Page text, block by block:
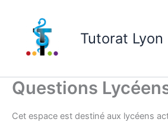
Tutorat Lyon
Questions
Cet espace est destiné aux lycéens